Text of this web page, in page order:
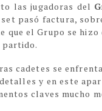
las jugadoras del
pasó factura,
el Grupo se hizo
partido.
cadetes se
y en este
claves mucho